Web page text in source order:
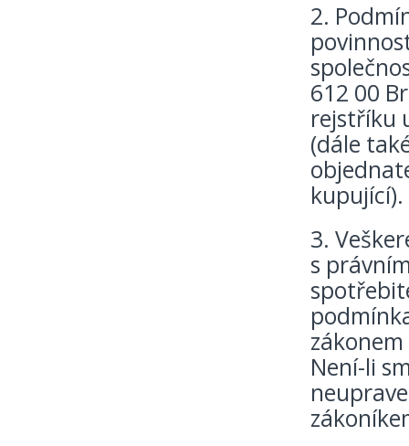
2.
612 00
rejstříku
(dále
kupující).
3.
s
Není-li